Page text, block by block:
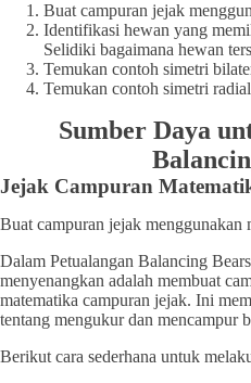
Buat campuran jejak
Identifikasi hewan yang
Selidiki bagaimana hewan
Temukan contoh simetri
Temukan contoh simetri
Sumber Daya
Jejak Campuran
Buat campuran jejak menggunakan
Dalam Petualangan Balancing
menyenangkan adalah membuat
matematika campuran jejak. Ini
tentang mengukur dan mencampur
Berikut cara sederhana untuk